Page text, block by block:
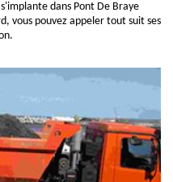
dans Pont De Braye
vous pouvez appeler tout suit ses